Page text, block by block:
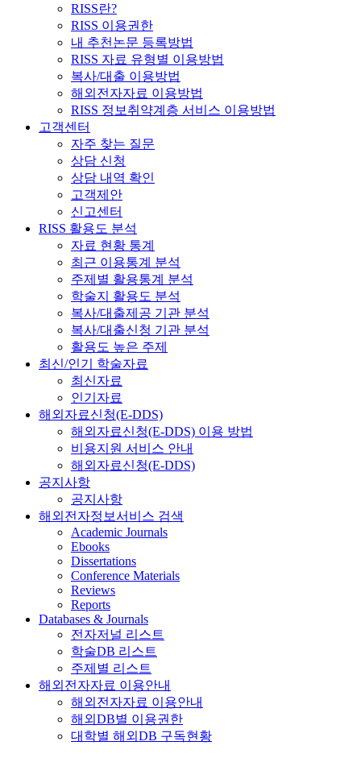
RISS란?
RISS 이용권한
내 추천논문 등록방법
RISS 자료 유형별 이용방법
복사/대출 이용방법
해외전자자료 이용방법
RISS 정보취약계층 서비스 이용방법
고객센터
자주 찾는 질문
상담 신청
상담 내역 확인
고객제안
신고센터
RISS 활용도 분석
자료 현황 통계
최근 이용통계 분석
주제별 활용통계 분석
학술지 활용도 분석
복사/대출제공 기관 분석
복사/대출신청 기관 분석
활용도 높은 주제
최신/인기 학술자료
최신자료
인기자료
해외자료신청(E-DDS)
해외자료신청(E-DDS) 이용 방법
비용지원 서비스 안내
해외자료신청(E-DDS)
공지사항
공지사항
해외전자정보서비스 검색
Academic Journals
Ebooks
Dissertations
Conference Materials
Reviews
Reports
Databases & Journals
전자저널 리스트
학술DB 리스트
주제별 리스트
해외전자자료 이용안내
해외전자자료 이용안내
해외DB별 이용권한
대학별 해외DB 구독현황